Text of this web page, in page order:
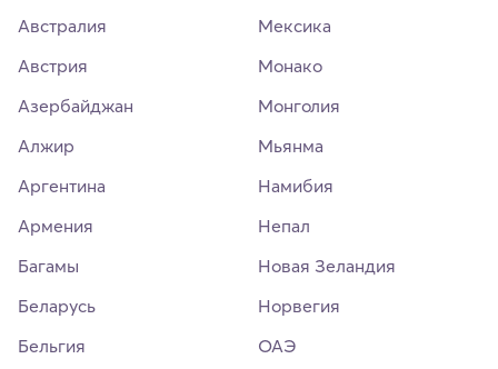
Австралия
Австрия
Азербайджан
Алжир
Аргентина
Армения
Багамы
Беларусь
Бельгия
Мексика
Монако
Монголия
Мьянма
Намибия
Непал
Новая Зеландия
Норвегия
ОАЭ